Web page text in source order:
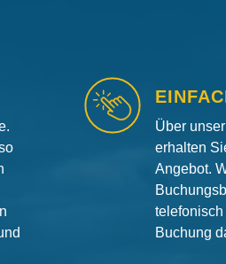
Über
erhalten
Angebot.
Buchung